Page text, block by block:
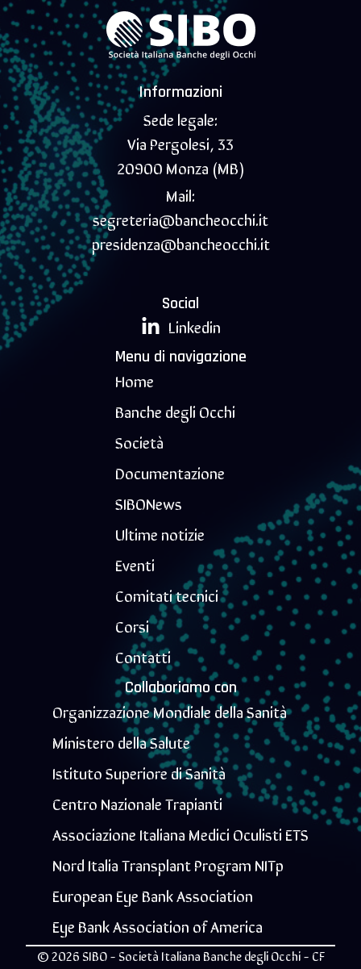
Informazioni
Sede legale:
Via Pergolesi, 33
20900 Monza (MB)
Mail:
segreteria@bancheocchi.it
presidenza@bancheocchi.it
Social
Linkedin
Menu di navigazione
Home
Banche degli Occhi
Società
Documentazione
SIBONews
Ultime notizie
Eventi
Comitati tecnici
Corsi
Contatti
Collaboriamo con
Organizzazione Mondiale della Sanità
Ministero della Salute
Istituto Superiore di Sanità
Centro Nazionale Trapianti
Associazione Italiana Medici Oculisti ETS
Nord Italia Transplant Program NITp
European Eye Bank Association
Eye Bank Association of America
© 2026 SIBO - Società Italiana Banche degli Occhi - CF